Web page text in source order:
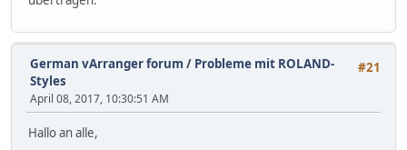
#21
German vArranger forum / Probleme mit ROLAND-
Styles
April 08, 2017, 10:30:51 AM
Hallo an alle,